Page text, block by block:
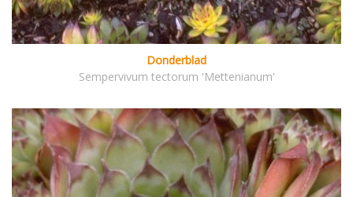
Donderblad
Sempervivum tectorum 'Mettenianum'